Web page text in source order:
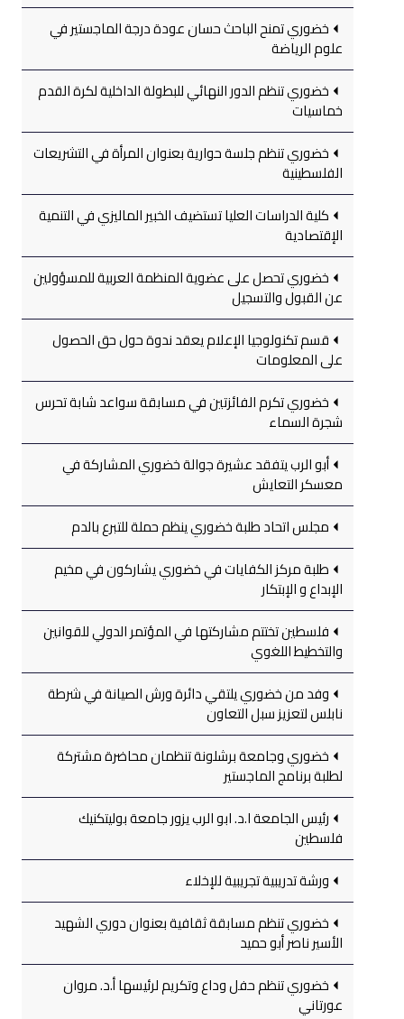
خضوري تمنح الباحث حسان عودة درجة الماجستير في
علوم الرياضة
خضوري تنظم الدور النهائي للبطولة الداخلية لكرة القدم
خماسيات
خضوري تنظم جلسة حوارية بعنوان المرأة في التشريعات
الفلسطينية
كلية الدراسات العليا تستضيف الخبير الماليزي في التنمية
الإقتصادية
خضوري تحصل على عضوية المنظمة العربية للمسؤولين
عن القبول والتسجيل
قسم تكنولوجيا الإعلام يعقد ندوة حول حق الحصول
على المعلومات
خضوري تكرم الفائزتين في مسابقة سواعد شابة تحرس
شجرة السماء
أبو الرب يتفقد عشيرة جوالة خضوري المشاركة في
معسكر التعايش
مجلس اتحاد طلبة خضوري ينظم حملة للتبرع بالدم
طلبة مركز الكفايات في خضوري يشاركون في مخيم
الإبداع و الإبتكار
فلسطين تختتم مشاركتها في المؤتمر الدولي للقوانين
والتخطيط اللغوي
وفد من خضوري يلتقي دائرة ورش الصيانة في شرطة
نابلس لتعزيز سبل التعاون
خضوري وجامعة برشلونة تنظمان محاضرة مشتركة
لطلبة برنامج الماجستير
رئيس الجامعة ا.د. ابو الرب يزور جامعة بوليتكنيك
فلسطين
ورشة تدريبية تجريبية للإخلاء
خضوري تنظم مسابقة ثقافية بعنوان دوري الشهيد
الأسير ناصر أبو حميد
خضوري تنظم حفل وداع وتكريم لرئيسها أ.د. مروان
عورتاني